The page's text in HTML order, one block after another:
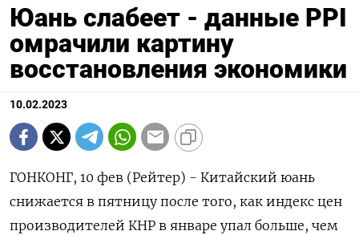
Юань слабеет - данные PPI
омрачили картину
восстановления экономики
10.02.2023
ГОНКОНГ, 10 фев (Рейтер) - Китайский юань
снижается в пятницу после того, как индекс цен
производителей КНР в январе упал больше, чем